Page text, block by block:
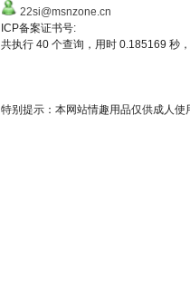
22si@msnzone.cn
ICP备案证书号:
共执行 40 个查询，用时 0.185169 秒
特别提示：本网站情趣用品仅供成人